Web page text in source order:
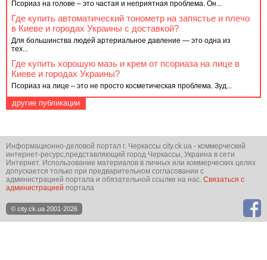
Псориаз на голове – это частая и неприятная проблема. Он...
Где купить автоматический тонометр на запястье и плечо
в Киеве и городах Украины с доставкой?
Для большинства людей артериальное давление — это одна из
тех...
Где купить хорошую мазь и крем от псориаза на лице в
Киеве и городах Украины?
Псориаз на лице – это не просто косметическая проблема. Зуд...
другие публикации
Информационно-деловой портал г. Черкассы city.ck.ua - коммерческий
интернет-ресурс,представляющий город Черкассы, Украина в сети
Интернет. Использование материалов в личных или коммерческих целях
допускается только при предварительном согласовании с
администрацией портала и обязательной ссылке на нас. Связаться с
администрацией портала
© city.ck.ua 2001-2026